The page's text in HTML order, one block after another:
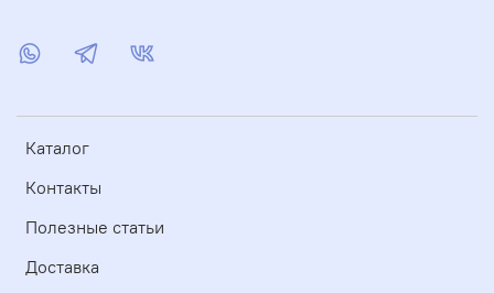
Каталог
Контакты
Полезные статьи
Доставка